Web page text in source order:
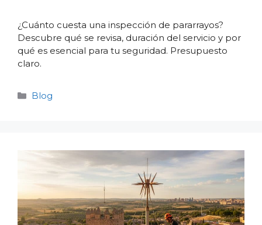
¿Cuánto cuesta una inspección de pararrayos?
Descubre qué se revisa, duración del servicio y por
qué es esencial para tu seguridad. Presupuesto
claro.
Categorías
Blog